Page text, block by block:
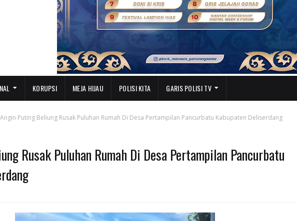
KORUPSI MEJA HIJAU POLISI KITA GARIS POLISI TV
Angin Puting Beliung Rusak Puluhan Rumah Di Desa Pertampilan Pancurbatu Kabupaten Deliserdang
Rusak Puluhan Rumah Di Desa Pertampilan Pancurbatu